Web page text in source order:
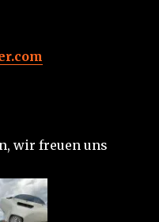
wir freuen uns